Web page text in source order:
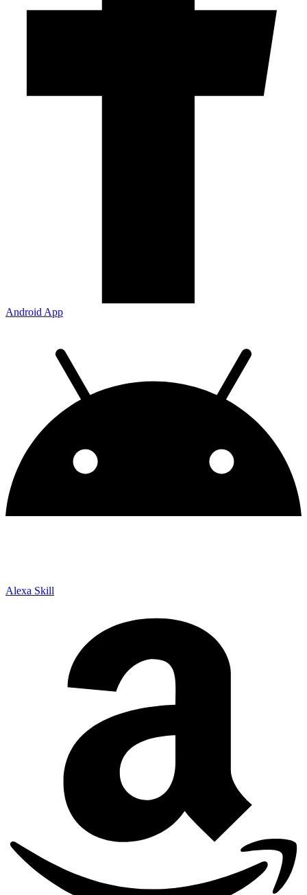
Android App
Alexa Skill